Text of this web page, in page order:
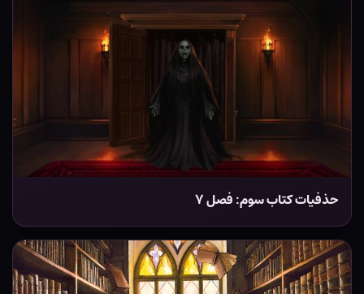
حذفیات کتاب سوم: فصل ۷